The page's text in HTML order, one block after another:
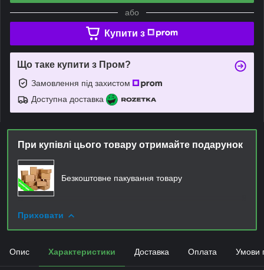
або
Купити з
Що таке купити з Пром?
Замовлення під захистом
Доступна доставка
При купівлі цього товару отримайте подарунок
Безкоштовне пакування товару
Приховати
Опис Характеристики Доставка Оплата Умови